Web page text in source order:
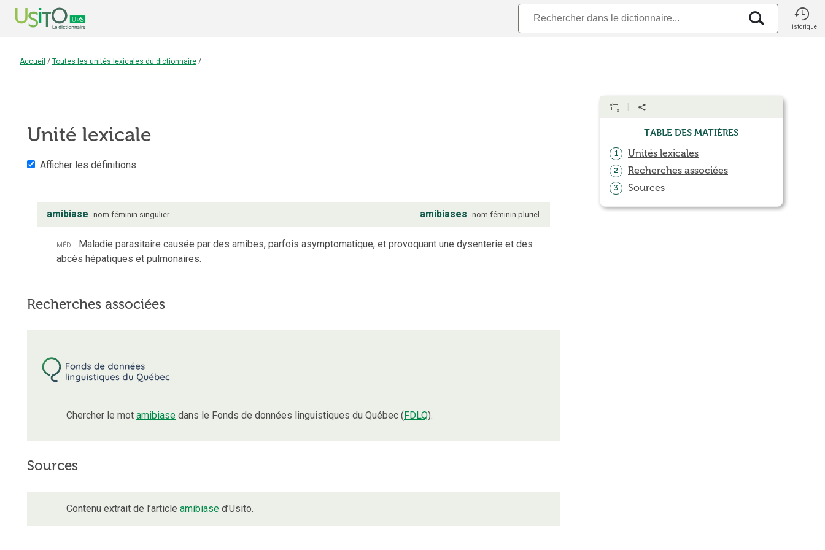
Historique
Accueil / Toutes les unités lexicales du dictionnaire /
Unité lexicale
Afficher les définitions
amibiase nom féminin singulier amibiases nom féminin pluriel
méd. Maladie parasitaire causée par des amibes, parfois asymptomatique, et provoquant une dysenterie et des
abcès hépatiques et pulmonaires.
Recherches associées
Chercher le mot amibiase dans le Fonds de données linguistiques du Québec (FDLQ).
Sources
Contenu extrait de l’article amibiase d’Usito.
Table des matières
1 Unités lexicales
2 Recherches associées
3 Sources